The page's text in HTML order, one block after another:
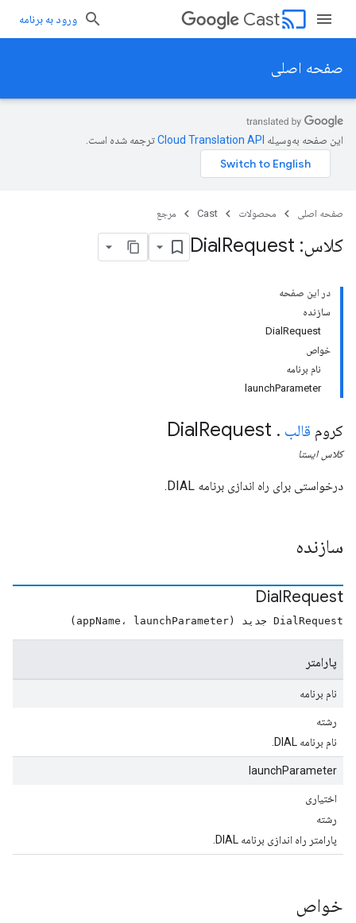
cast
Cast ورود به برنامه
صفحه اصلی
این صفحه به‌وسیله ترجمه شده است.
صفحه اصلی محصولات Cast مرجع
کلاس: Dial Request
در این صفحه
سازنده
DialRequest
خواص
نام برنامه
launchParameter
کروم قالب .
DialRequest
کلاس ایستا
درخواستی برای راه اندازی برنامه DIAL.
سازنده
DialRequest
DialRequest جدید (appName، launchParameter)
پارامتر
نام برنامه
رشته
نام برنامه DIAL.
launchParameter
اختیاری
رشته
پارامتر راه اندازی برنامه DIAL.
خواص